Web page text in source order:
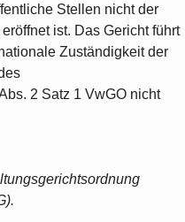
Stellen nicht der
ist. Das Gericht führt
Zuständigkeit der
2 Satz 1 VwGO nicht